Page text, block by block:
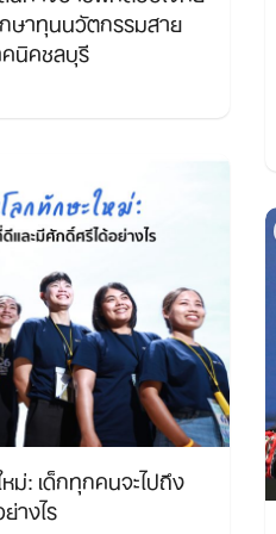
ษาทุนนวัตกรรมสาย
นิคชลบุรี
ม่: เด็กทุกคนจะไปถึง
างไร